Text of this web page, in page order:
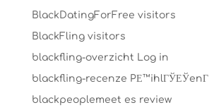
BlackDatingForFree visitors
BlackFling visitors
blackfling-overzicht Log in
blackfling-recenze PЕ™ihlГЎЕЎenГ­
blackpeoplemeet es review